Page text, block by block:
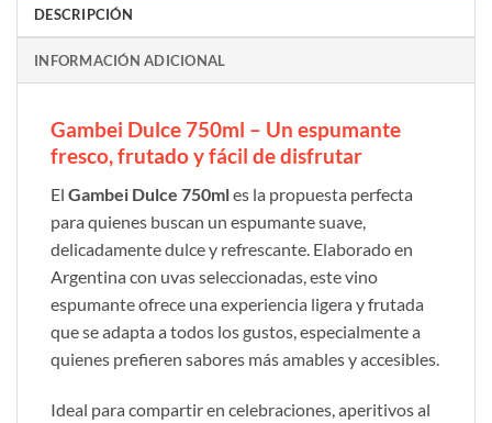
DESCRIPCIÓN
INFORMACIÓN ADICIONAL
Gambei Dulce 750ml – Un espumante
fresco, frutado y fácil de disfrutar
El Gambei Dulce 750mles la propuesta perfecta
para quienes buscan un espumante suave,
delicadamente dulce y refrescante. Elaborado en
Argentina con uvas seleccionadas, este vino
espumante ofrece una experiencia ligera y frutada
que se adapta a todos los gustos, especialmente a
quienes prefieren sabores más amables y accesibles.
Ideal para compartir en celebraciones, aperitivos al